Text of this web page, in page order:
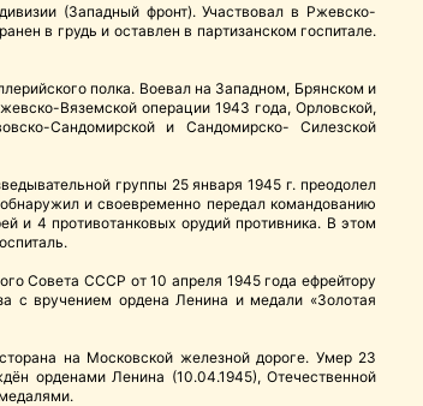
(Западный фронт). Участвовал в Ржевско-
в грудь и оставлен в партизанском госпитале.
полка. Воевал на Западном, Брянском и
Вяземской операции 1943 года, Орловской,
Сандомирской и Сандомирско- Силезской
группы 25 января 1945 г. преодолел
и своевременно передал командованию
и 4 противотанковых орудий противника. В этом
Совета СССР от 10 апреля 1945 года ефрейтору
с вручением ордена Ленина и медали «Золотая
на Московской железной дороге. Умер 23
орденами Ленина (10.04.1945), Отечественной